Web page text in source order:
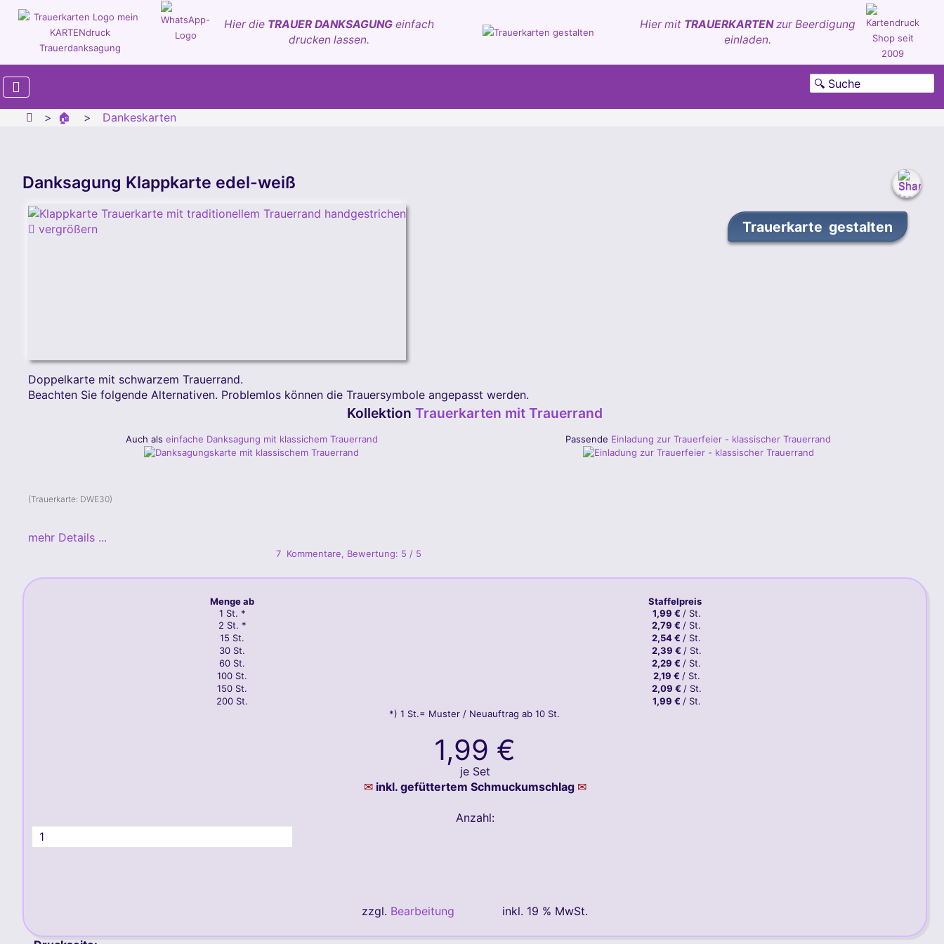
Hier die TRAUER DANKSAGUNG einfach
drucken lassen.
Hier mit TRAUERKARTENzur Beerdigung
einladen.
🏠 Dankeskarten
Danksagung Klappkarte edel-weiß
vergrößern Trauerkarte gestalten
Doppelkarte mit schwarzem Trauerrand.
Beachten Sie folgende Alternativen. Problemlos können die Trauersymbole angepasst werden.
Kollektion Trauerkarten mit Trauerrand
Auch als einfache Danksagung mit klassichem Trauerrand Passende Einladung zur Trauerfeier - klassischer Trauerrand
(Trauerkarte: DWE30)
mehr Details ...
7 Kommentare, Bewertung: 5 / 5
Menge ab
Staffelpreis
1 St. *
1,99 € / St.
2 St. *
2,79 € / St.
15 St.
2,54 € / St.
30 St.
2,39 € / St.
60 St.
2,29 € / St.
100 St.
2,19 € / St.
150 St.
2,09 € / St.
200 St.
1,99 € / St.
*) 1 St.= Muster / Neuauftrag ab 10 St.
1,99 €
je Set
inkl. gefüttertem Schmuckumschlag
Anzahl:
zzgl. Bearbeitung inkl. 19 % MwSt.